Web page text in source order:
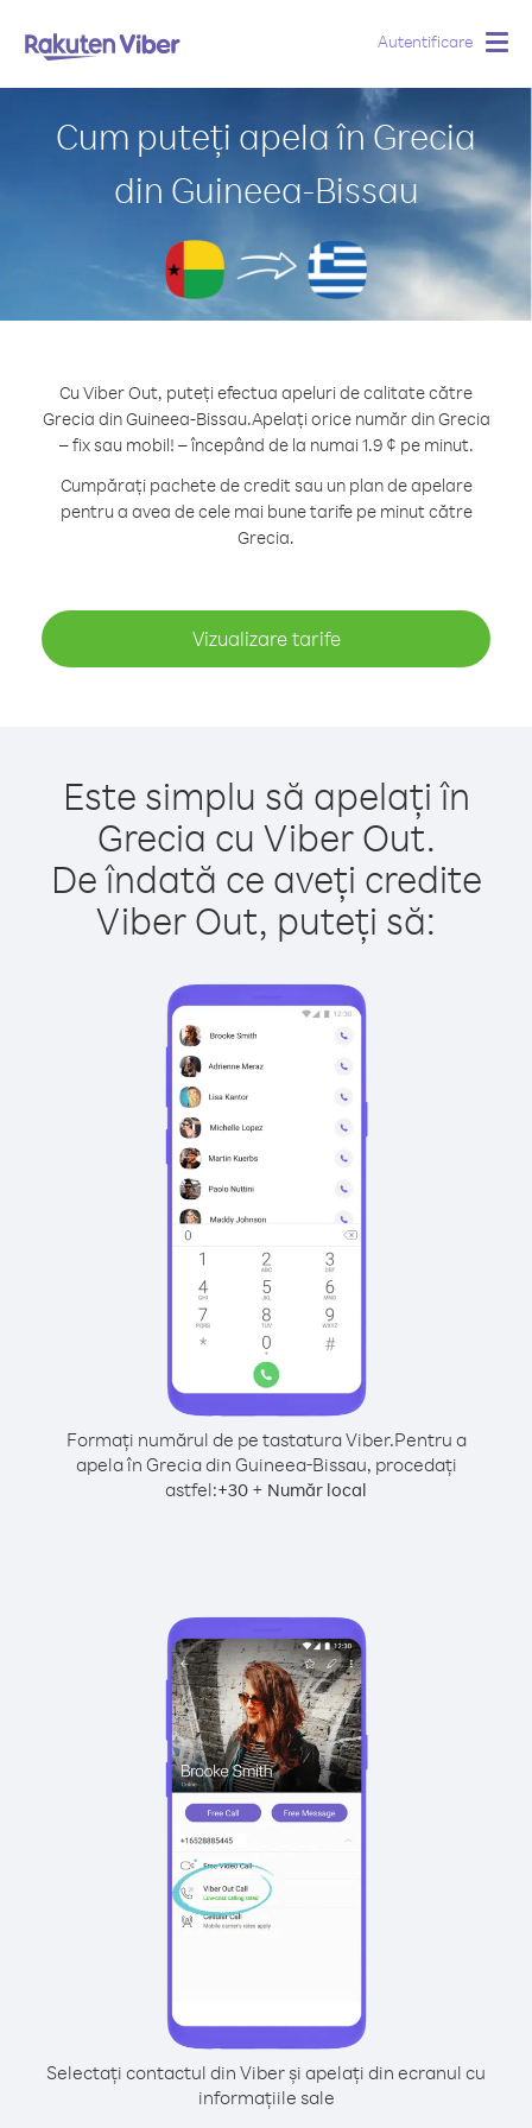
Autentificare
Cum puteți apela în Grecia
din Guineea-Bissau
Cu Viber Out, puteți efectua apeluri de calitate către
Grecia din Guineea-Bissau.Apelați orice număr din Grecia
– fix sau mobil! – începând de la numai 1.9 ¢ pe minut.
Cumpărați pachete de credit sau un plan de apelare
pentru a avea de cele mai bune tarife pe minut către
Grecia.
Vizualizare tarife
Este simplu să apelați în
Grecia cu Viber Out.
De îndată ce aveți credite
Viber Out, puteți să:
Formați numărul de pe tastatura Viber.Pentru a
apela în Grecia din Guineea-Bissau, procedați
astfel:+30 + Număr local
Selectați contactul din Viber și apelați din ecranul cu
informațiile sale